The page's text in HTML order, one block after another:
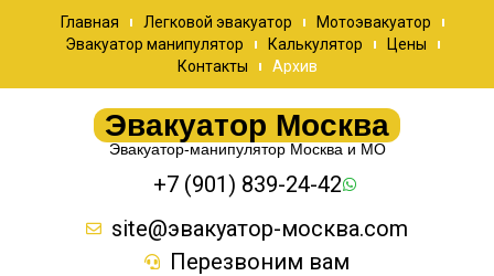
Главная Легковой эвакуатор
Мотоэвакуатор
Эвакуатор манипулятор
Калькулятор
Цены
Контакты
Архив
Эвакуатор Москва
Эвакуатор-манипулятор Москва и МО
+7 (901) 839-24-42
site@эвакуатор-москва.com
Перезвоним вам